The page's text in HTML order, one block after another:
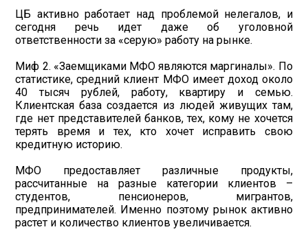
ЦБ активно работает над проблемой нелегалов, и
сегодня речь идет даже об уголовной
ответственности за «серую» работу на рынке.
Миф 2. «Заемщиками МФО являются маргиналы». По
статистике, средний клиент МФО имеет доход около
40 тысяч рублей, работу, квартиру и семью.
Клиентская база создается из людей живущих там,
где нет представителей банков, тех, кому не хочется
терять время и тех, кто хочет исправить свою
кредитную историю.
МФО предоставляет различные продукты,
рассчитанные на разные категории клиентов –
студентов, пенсионеров, мигрантов,
предпринимателей. Именно поэтому рынок активно
растет и количество клиентов увеличивается.